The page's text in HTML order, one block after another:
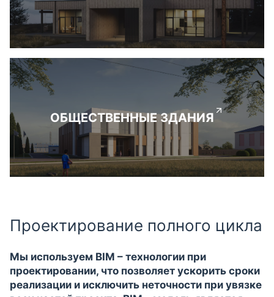
ОБЩЕСТВЕННЫЕ ЗДАНИЯ
Проектирование полного цикла
Мы используем BIM – технологии при
проектировании, что позволяет ускорить сроки
реализации и исключить неточности при увязке